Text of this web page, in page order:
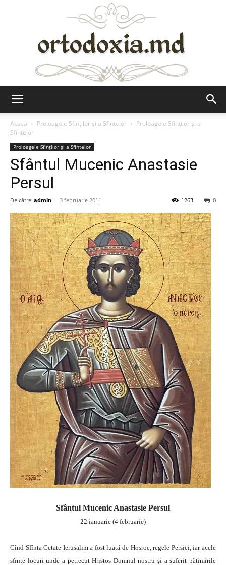
Acasă
Proloagele Sfinților și a Sfintelor
Proloagele Sfinților și a
Sfintelor
Proloagele Sfinților și a Sfintelor
Sfântul Mucenic Anastasie
Persul
De către admin - 3 februarie 2011 0
1263
Sfântul Mucenic Anastasie Persul
22 ianuarie (4 februarie)
Cînd Sfînta Cetate Ierusalim a fost luată de Hosroe, regele Persiei, iar acele
sfinte locuri unde a petrecut Hristos Domnul nostru şi a suferit pătimirile